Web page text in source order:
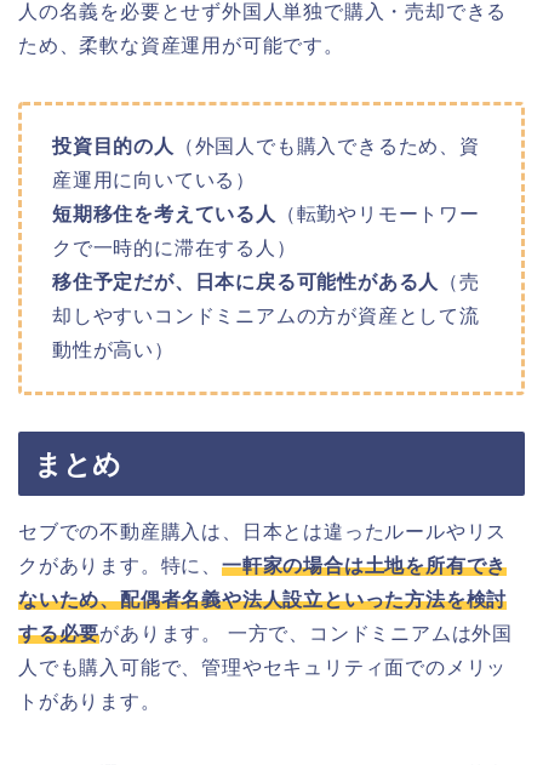
人の名義を必要とせず外国人単独で購入・売却できる
ため、柔軟な資産運用が可能です。
投資目的の人
（外国人でも購入できるため、資
産運用に向いている）
短期移住を考えている人
（転勤やリモートワー
クで一時的に滞在する人）
移住予定だが、日本に戻る可能性がある人
（売
却しやすいコンドミニアムの方が資産として流
動性が高い）
まとめ
セブでの不動産購入は、日本とは違ったルールやリス
クがあります。特に、 一軒家の場合は土地を所有でき
ないため、配偶者名義や法人設立といった方法を検討
する必要があります。 一方で、コンドミニアムは外国
人でも購入可能で、管理やセキュリティ面でのメリッ
トがあります。